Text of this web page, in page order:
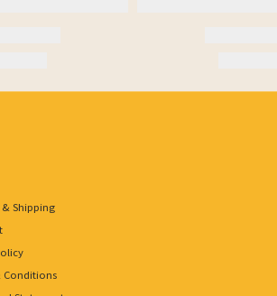
Shipping
Conditions